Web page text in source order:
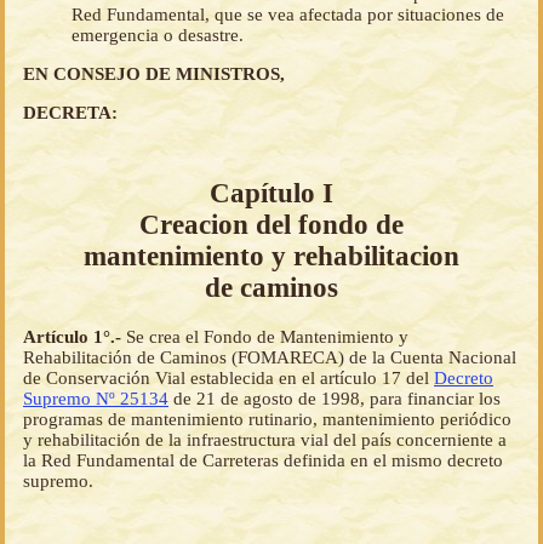
Red Fundamental, que se vea afectada por situaciones de
emergencia o desastre.
EN CONSEJO DE MINISTROS,
DECRETA:
Capítulo I
Creacion del fondo de
mantenimiento y rehabilitacion
de caminos
Artículo 1°.- Se crea el Fondo de Mantenimiento y
Rehabilitación de Caminos (FOMARECA) de la Cuenta Nacional
de Conservación Vial establecida en el artículo 17 del Decreto
Supremo Nº 25134 de 21 de agosto de 1998, para financiar los
programas de mantenimiento rutinario, mantenimiento periódico
y rehabilitación de la infraestructura vial del país concerniente a
la Red Fundamental de Carreteras definida en el mismo decreto
supremo.